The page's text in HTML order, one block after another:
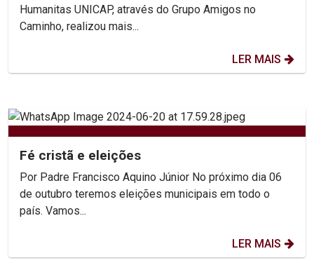
Humanitas UNICAP, através do Grupo Amigos no
Caminho, realizou mais...
LER MAIS
Fé cristã e eleições
Por Padre Francisco Aquino Júnior No próximo dia 06
de outubro teremos eleições municipais em todo o
país. Vamos...
LER MAIS